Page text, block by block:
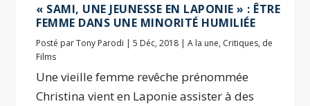
« SAMI, UNE JEUNESSE EN LAPONIE » : ÊTRE
FEMME DANS UNE MINORITÉ HUMILIÉE
Posté parTony Parodi |5 Déc, 2018 |A la une, Critiques, de
Films
Une vieille femme revêche prénommée
Christina vient en Laponie assister à des